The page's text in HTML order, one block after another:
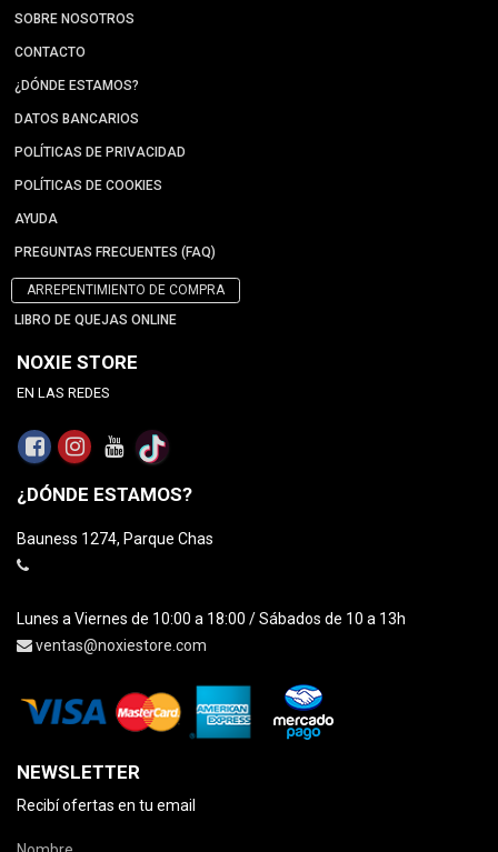
SOBRE NOSOTROS
CONTACTO
¿DÓNDE ESTAMOS?
DATOS BANCARIOS
POLÍTICAS DE PRIVACIDAD
POLÍTICAS DE COOKIES
AYUDA
PREGUNTAS FRECUENTES (FAQ)
ARREPENTIMIENTO DE COMPRA
LIBRO DE QUEJAS ONLINE
NOXIE STORE
EN LAS REDES
¿DÓNDE ESTAMOS?
Bauness 1274, Parque Chas
Lunes a Viernes de 10:00 a 18:00 / Sábados de 10 a 13h
ventas@noxiestore.com
NEWSLETTER
Recibí ofertas en tu email